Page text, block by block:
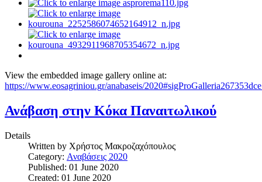
View the embedded image gallery online at:
https://www.eosagriniou.gr/anabaseis/
Ανάβαση στην Κόκα Παναιτωλικού
Details
Written by Χρήστος Μακροζαχόπουλος
Category: Αναβάσεις 2020
Published: 01 June 2020
Created: 01 June 2020